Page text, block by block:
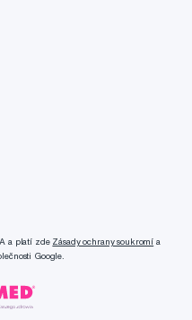
a platí zde Zásady ochrany soukromí a
Google.